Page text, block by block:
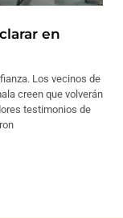
en
Los vecinos de
creen que volverán
testimonios de